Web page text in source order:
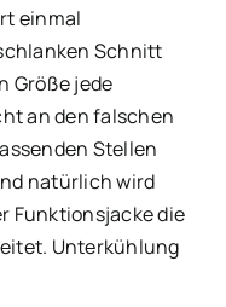
einmal
Schnitt
Größe jede
an den falschen
Stellen
natürlich wird
Funktionsjacke die
Unterkühlung